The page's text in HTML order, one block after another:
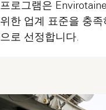
프로그램은
위한 업계 표준을 충
으로 선정합니다.